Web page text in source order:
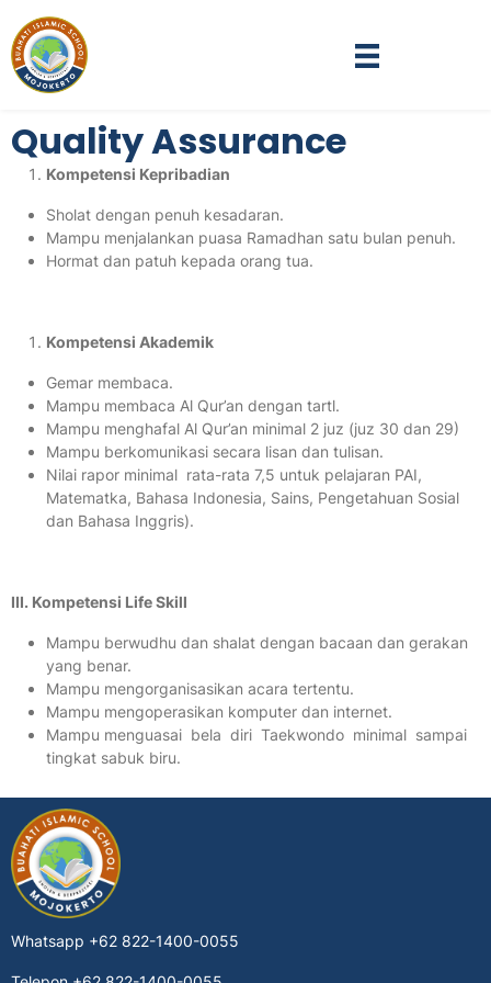
Quality Assurance
Kompetensi Kepribadian
Sholat dengan penuh kesadaran.
Mampu menjalankan puasa Ramadhan satu bulan penuh.
Hormat dan patuh kepada orang tua.
Kompetensi Akademik
Gemar membaca.
Mampu membaca Al Qur’an dengan tartl.
Mampu menghafal Al Qur’an minimal 2 juz (juz 30 dan 29)
Mampu berkomunikasi secara lisan dan tulisan.
Nilai rapor minimal rata-rata 7,5 untuk pelajaran PAI,
Matematka, Bahasa Indonesia, Sains, Pengetahuan Sosial
dan Bahasa Inggris).
III. Kompetensi Life Skill
Mampu berwudhu dan shalat dengan bacaan dan gerakan
yang benar.
Mampu mengorganisasikan acara tertentu.
Mampu mengoperasikan komputer dan internet.
Mampu menguasai bela diri Taekwondo minimal sampai
tingkat sabuk biru.
Whatsapp +62 822-1400-0055